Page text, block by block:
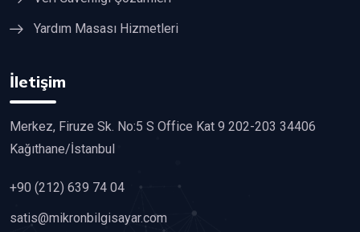
Yardım Masası Hizmetleri
İletişim
Merkez, Firuze Sk. No:5 S Office Kat 9 202-203 34406
Kağıthane/İstanbul
+90 (212) 639 74 04
satis@mikronbilgisayar.com